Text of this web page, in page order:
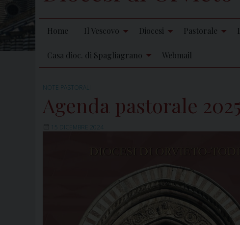
Home Il Vescovo Diocesi Pastorale
Casa dioc. di Spagliagrano Webmail
NOTE PASTORALI
Agenda pastorale 2025
15 DICEMBRE 2024